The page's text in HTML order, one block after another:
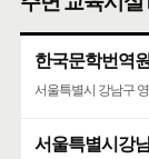
한국문학번역
서울특별시 강남구
서울특별시강